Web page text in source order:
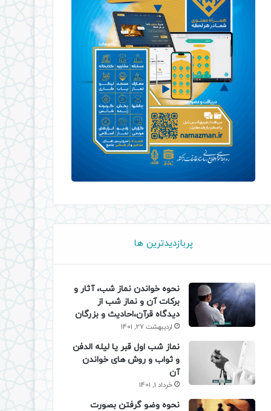
پربازدیدترین ها
نحوه خواندن نماز شب، آثار و
برکات آن و نماز شب از
دیدگاه قرآن،احادیث و بزرگان
اردیبهشت 27, 1401
نماز شب اول قبر یا لیله الدفن
و ثواب و روش های خواندن
آن
خرداد 1, 1401
نحوه وضو گرفتن بصورت